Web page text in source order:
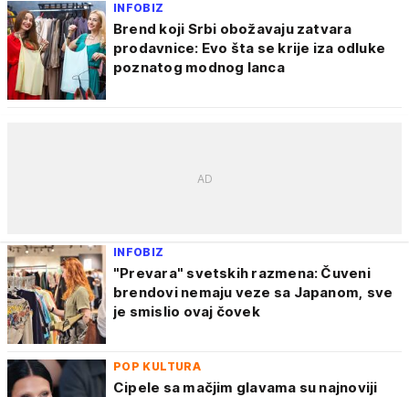
INFOBIZ
Brend koji Srbi obožavaju zatvara
prodavnice: Evo šta se krije iza odluke
poznatog modnog lanca
INFOBIZ
"Prevara" svetskih razmena: Čuveni
brendovi nemaju veze sa Japanom, sve
je smislio ovaj čovek
POP KULTURA
Cipele sa mačjim glavama su najnoviji